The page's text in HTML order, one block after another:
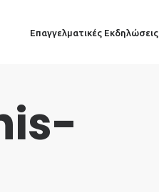
Επαγγελματικές Εκδηλώσεις